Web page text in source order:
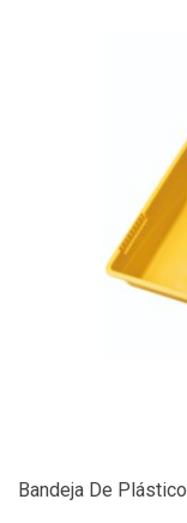
Bandeja De